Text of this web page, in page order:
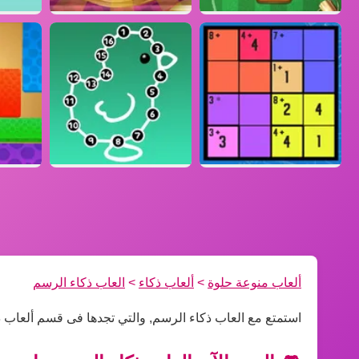
ألعاب منوعة حلوة > ألعاب ذكاء > العاب ذكاء الرسم
استمتع مع العاب ذكاء الرسم, والتي تجدها فى قسم ألعاب